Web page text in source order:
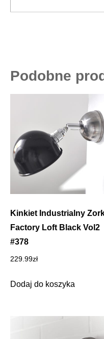
Podobne
Kinkiet Industrialny
Factory Loft Black Vol2
#378
229.99zł
Dodaj do koszyka